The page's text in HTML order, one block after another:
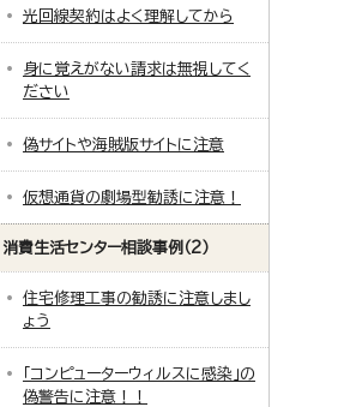
光回線契約はよく理解してから
身に覚えがない請求は無視してく
ださい
偽サイトや海賊版サイトに注意
仮想通貨の劇場型勧誘に注意！
消費生活センター相談事例（2）
住宅修理工事の勧誘に注意しまし
ょう
「コンピューターウィルスに感染」の
偽警告に注意！！